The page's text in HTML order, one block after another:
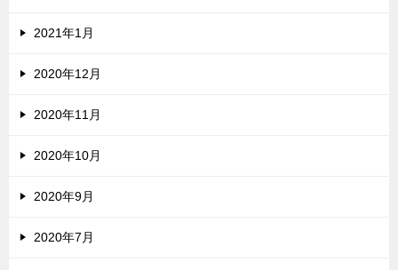
2021年1月
2020年12月
2020年11月
2020年10月
2020年9月
2020年7月